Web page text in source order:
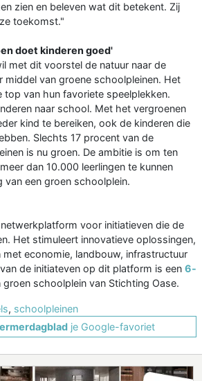
zien en beleven wat dit betekent. Zij
toekomst."
doet kinderen goed'
met dit voorstel de natuur naar de
middel van groene schoolpleinen. Het
top van hun favoriete speelplekken.
naar school. Met het vergroenen
kind te bereiken, ook de kinderen die
Slechts 17 procent van de
is nu groen. De ambitie is om ten
dan 10.000 leerlingen te kunnen
van een groen schoolplein.
voor initiatieven die de
Het stimuleert innovatieve oplossingen,
met economie, landbouw, infrastructuur
de initiateven op dit platform is een 6-
groen schoolplein van Stichting Oase.
, schoolpleinen
je Google-favoriet